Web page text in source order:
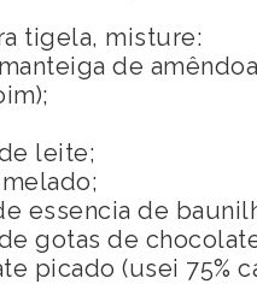
tigela, misture:
de
leite;
essencia de
gotas de
picado (usei 75%